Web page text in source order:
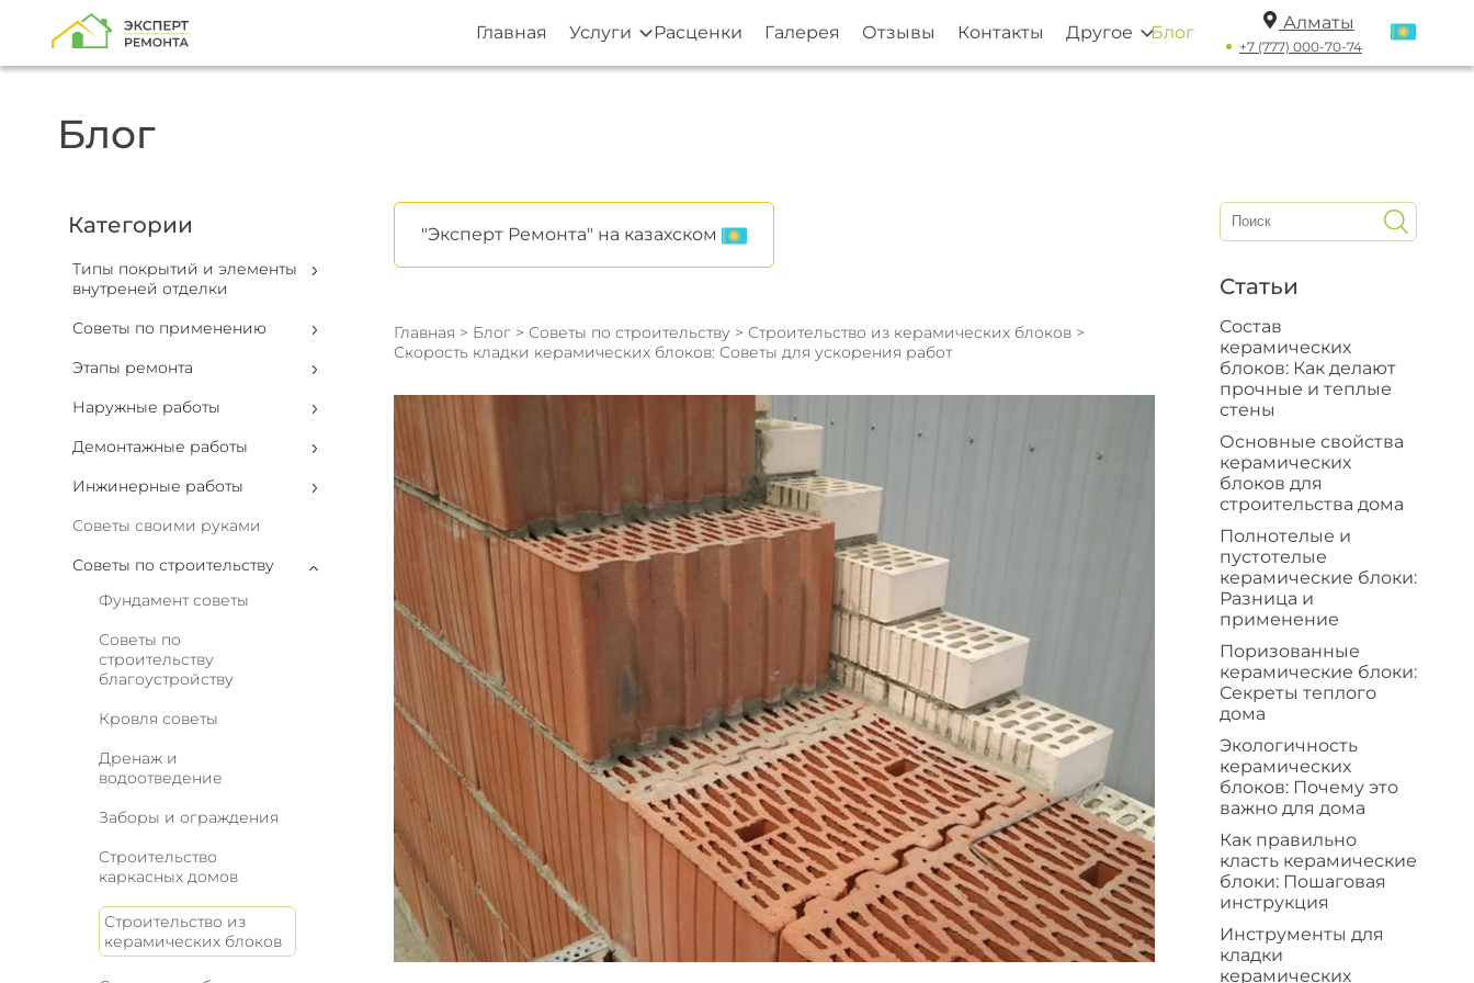
Главная Услуги Расценки Галерея Отзывы Контакты Другое Блог Алматы
+7 (777) 000-70-74
Блог
Категории
Типы покрытий и элементы
внутреней отделки
Советы по применению
Этапы ремонта
Наружные работы
Демонтажные работы
Инжинерные работы
Советы своими руками
Советы по строительству
Фундамент советы
Советы по
строительству
благоустройству
Кровля советы
Дренаж и
водоотведение
Заборы и ограждения
Строительство
каркасных домов
Строительство из
керамических блоков
"Эксперт Ремонта" на казахском
Главная > Блог> Советы по строительству > Строительство из керамических блоков >
Скорость кладки керамических блоков: Советы для ускорения работ
Статьи
Состав
керамических
блоков: Как делают
прочные и теплые
стены
Основные свойства
керамических
блоков для
строительства дома
Полнотелые и
пустотелые
керамические блоки:
Разница и
применение
Поризованные
керамические блоки:
Секреты теплого
дома
Экологичность
керамических
блоков: Почему это
важно для дома
Как правильно
класть керамические
блоки: Пошаговая
инструкция
Инструменты для
кладки
керамических